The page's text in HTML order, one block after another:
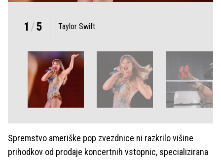
1 /5 Taylor Swift
Spremstvo ameriške pop zvezdnice ni razkrilo višine
prihodkov od prodaje koncertnih vstopnic, specializirana